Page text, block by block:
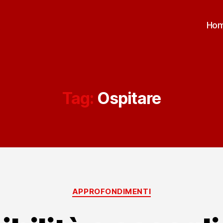
Tag: Ospitare
Categorie
APPROFONDIMENTI